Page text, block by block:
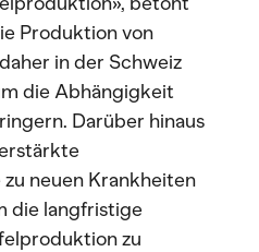
Produktion von
in der Schweiz
die Abhängigkeit
Darüber hinaus
neuen Krankheiten
die langfristige
zu